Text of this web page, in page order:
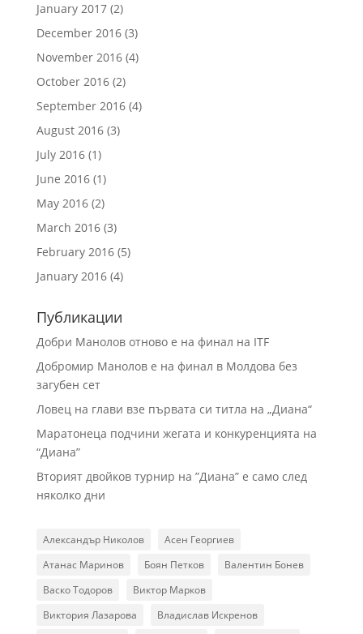
January 2017(2)
December 2016(3)
November 2016(4)
October 2016(2)
September 2016(4)
August 2016(3)
July 2016(1)
June 2016(1)
May 2016(2)
March 2016(3)
February 2016(5)
January 2016(4)
Публикации
Добри Манолов отново е на финал на ITF
Добромир Манолов е на финал в Молдова без
загубен сет
Ловец на глави взе първата си титла на „Диана“
Маратонеца подчини жегата и конкуренцията на
“Диана”
Вторият двойков турнир на ”Диана” е само след
няколко дни
Александър Николов
Асен Георгиев
Атанас Маринов
Боян Петков
Валентин Бонев
Васко Тодоров
Виктор Марков
Виктория Лазарова
Владислав Искренов